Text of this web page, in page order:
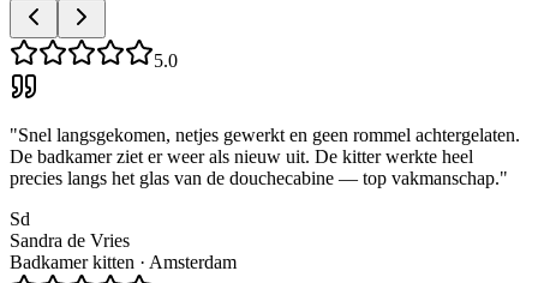
5.0
"Snel langsgekomen, netjes gewerkt en geen rommel achtergelaten.
De badkamer ziet er weer als nieuw uit. De kitter werkte heel
precies langs het glas van de douchecabine — top vakmanschap."
Sd
Sandra de Vries
Badkamer kitten · Amsterdam